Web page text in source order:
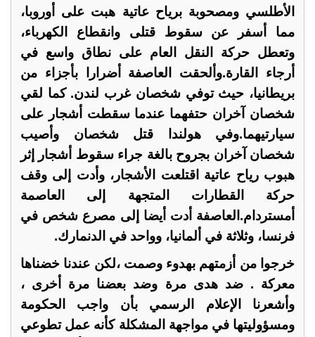
الأطلسي ومصحوبة برياح عاتية هبت على أوروبا،
مما أسفر عن سقوط قتلى وانقطاع الكهرباء،
وتعطل حركة النقل العام على نطاق واسع في
أرجاء القارة.وألحقت العاصفة أضرارا بأجزاء من
بريطانيا، حيث توفي شخصان غرب لندن. كما لقي
شخصان آخران حتفهما عندما سقطت أشجار على
سيارتيهما.وفي هولندا قتل شخصان وأصيب
شخصان آخران بجروح بالغة جراء سقوط أشجار إثر
هبوب رياح عاتية اقتلعت الأشجار، وأدت إلى وقف
حركة القطارات المتجهة إلى العاصمة
أمستردام.العاصفة أدت أيضا إلى مصرع شخص في
فرنسا، وثلاثة في ألمانيا، وواحد في الدنمارك.
خرجوا من أزمتهم بهدوء وصمت ،لكن عندنا خضناها
معركة . ضد هدى مرة وضد بعضنا مرة أخرى ،
وأشعرنا الإعلام الرسمي بأن واجب الحكومة
ومسؤوليتها في مواجهة المشكلة كأنه عمل تطوعي